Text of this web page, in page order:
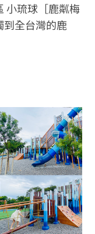
小琉球［鹿粼梅
全台灣的鹿